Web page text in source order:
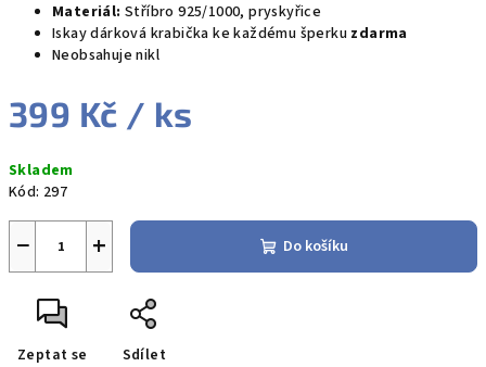
Materiál: Stříbro 925/1000, pryskyřice
Iskay dárková krabička ke každému šperku zdarma
Neobsahuje nikl
399 Kč / ks
cena:
Skladem
Kód: 297
+
− Do košíku
Zeptat se Sdílet